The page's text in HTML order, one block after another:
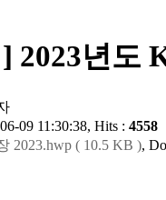
2023년도
09 11:30:38, Hits : 4558
2023.hwp ( 10.5 KB ),